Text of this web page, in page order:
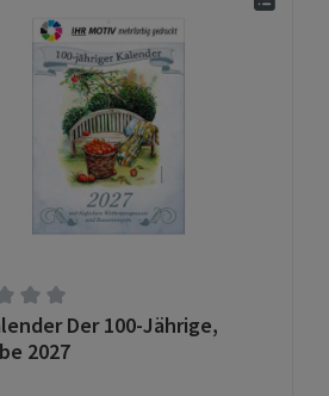
Bewertung von 0 von 5
Der 100-Jährige,
2027